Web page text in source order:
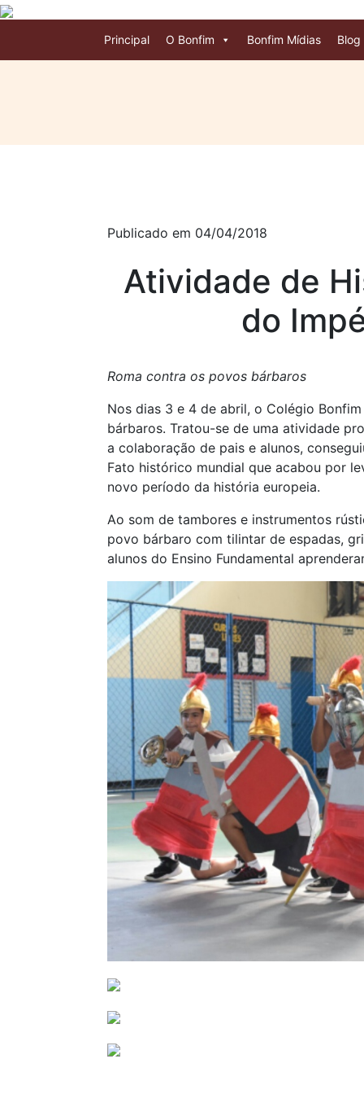
Principal O Bonfim Bonfim Mídias Blog
Publicado em 04/04/2018
Atividade de
do
Roma contra os povos bárbaros
Nos dias 3 e 4 de abril, o Colégio
bárbaros. Tratou-se de uma atividade
a colaboração de pais e alunos,
Fato histórico mundial que acabou por
novo período da história europeia.
Ao som de tambores e instrumentos
povo bárbaro com tilintar de espadas,
alunos do Ensino Fundamental